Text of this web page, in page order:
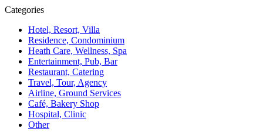
Categories
Hotel, Resort, Villa
Residence, Condominium
Heath Care, Wellness, Spa
Entertainment, Pub, Bar
Restaurant, Catering
Travel, Tour, Agency
Airline, Ground Services
Café, Bakery Shop
Hospital, Clinic
Other